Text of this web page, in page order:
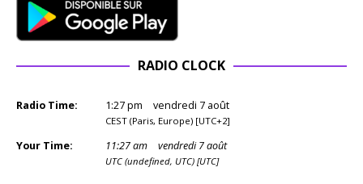
RADIO CLOCK
Radio Time: 1:27pm vendredi 7 août
CEST (Paris, Europe) [UTC+2]
Your Time: 11:27am vendredi 7 août
UTC (undefined, UTC) [UTC]